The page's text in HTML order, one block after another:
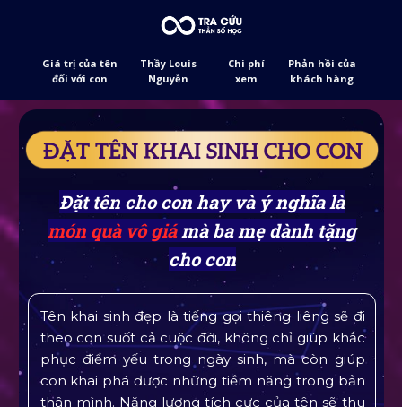
Giá trị của tên
đối với con
Thầy Louis
Nguyễn
Chi phí
xem
Phản hồi của
khách hàng
Tên khai sinh đẹp là tiếng gọi thiêng liêng sẽ đi
theo con suốt cả cuộc đời, không chỉ giúp khắc
phục điểm yếu trong ngày sinh, mà còn giúp
con khai phá được những tiềm năng trong bản
thân mình. Năng lượng tích cực của tên sẽ thu
ĐẶT TÊN KHAI SINH CHO CON
Đặt tên cho con hay và ý nghĩa là
món quà vô giámà ba mẹ dành tặng
cho con